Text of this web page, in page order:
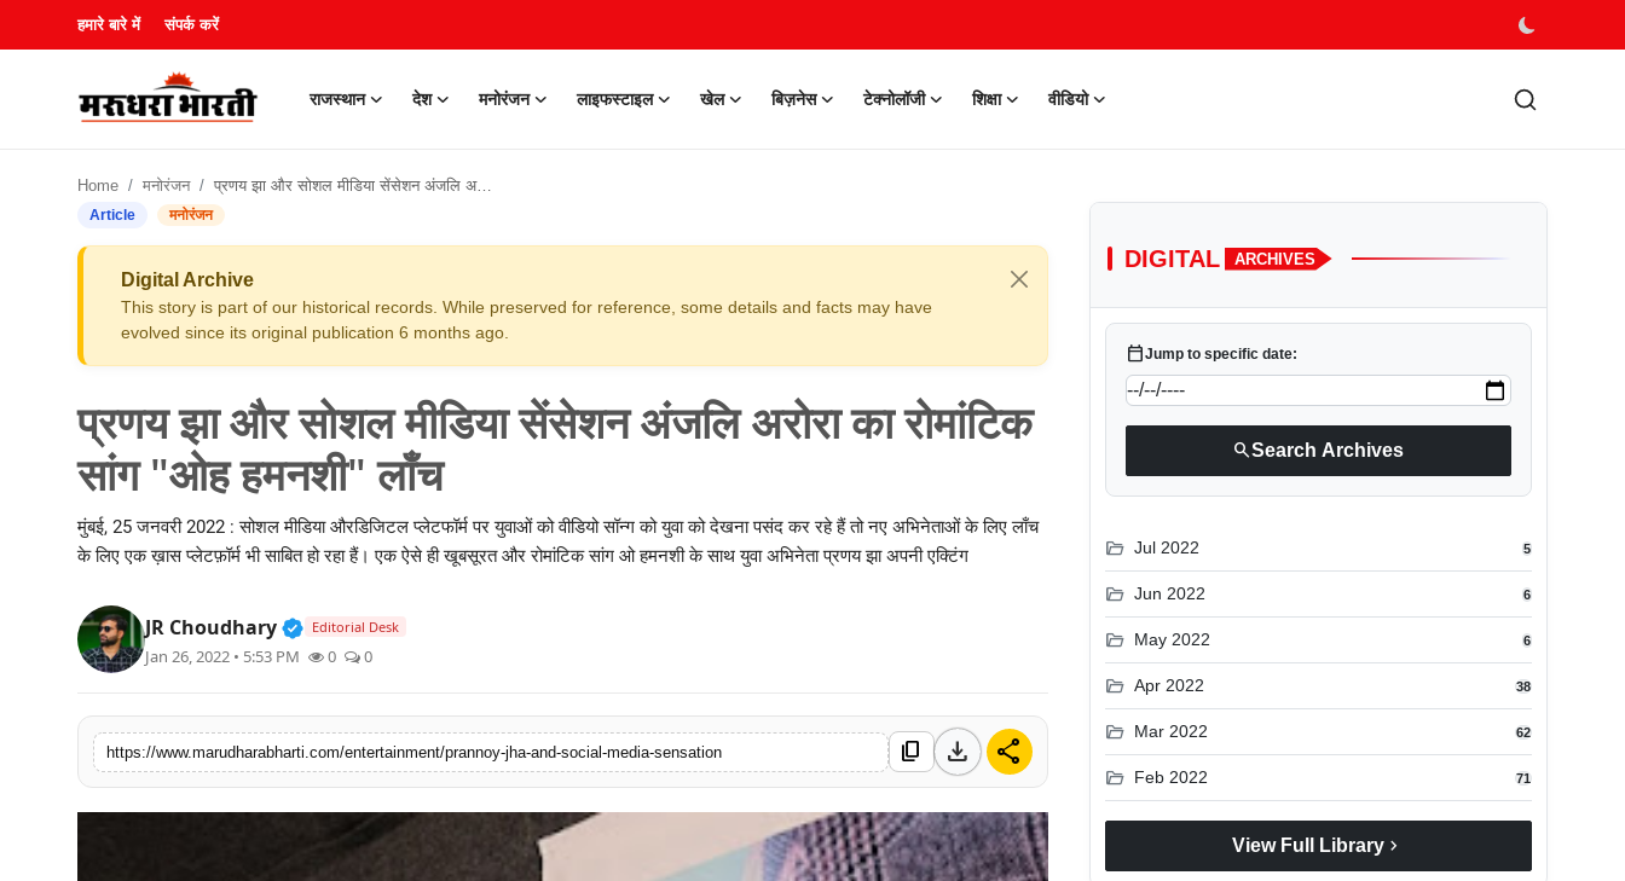
हमारे बारे में संपर्क करें
राजस्थान देश मनोरंजन लाइफस्टाइल खेल बिज़नेस टेक्नोलॉजी शिक्षा वीडियो
लाइफस्टाइल
टेक्नोलॉजी
Home मनोरंजन प्रणय झा और सोशल मीडिया सेंसेशन अंजलि अरोरा का रोमांटिक सांग "ओह हमनशी" लाँच
Article मनोरंजन
Digital Archive
This story is part of our historical records. While preserved for reference, some details and facts may have
evolved since its original publication 6 months ago.
प्रणय झा और सोशल मीडिया सेंसेशन अंजलि अरोरा का रोमांटिक
सांग "ओह हमनशी" लाँच
मुंबई, 25 जनवरी 2022 : सोशल मीडिया औरडिजिटल प्लेटफॉर्म पर युवाओं को वीडियो सॉन्ग को युवा को देखना पसंद कर रहे हैं तो नए अभिनेताओं के लिए लाँच
के लिए एक ख़ास प्लेटफ़ॉर्म भी साबित हो रहा हैं। एक ऐसे ही खूबसूरत और रोमांटिक सांग ओ हमनशी के साथ युवा अभिनेता प्रणय झा अपनी एक्टिंग
JR Choudhary Verified Public Figure • 30 Mar, 2026
Editorial Desk
Jan 26, 2022 • 5:53 PM 0 0
https://www.marudharabharti.com/entertainment/prannoy-jha-and-social-media-sensation content_copy download share
DIGITAL ARCHIVES
calendar_todayJump to specific date:
searchSearch Archives
folder_open Jul 2022 5
folder_open Jun 2022 6
folder_open May 2022 6
folder_open Apr 2022 38
folder_open Mar 2022 62
folder_open Feb 2022 71
View Full Library chevron_right